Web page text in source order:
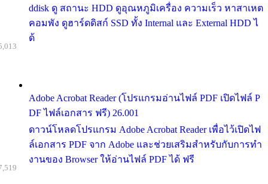
ddisk ดู สถานะ HDD ดูอุณหภูมิเครื่อง ความเร็ว หาสาเหต
คอมพัง ดูฮาร์ดดิสก์ SSD ทั้ง Internal และ External HDD ไ
ด้
Adobe Acrobat Reader (โปรแกรมอ่านไฟล์ PDF เปิดไฟล์ P
DF ไฟล์เอกสาร ฟรี) 26.001
ดาวน์โหลดโปรแกรม Adobe Acrobat Reader เพื่อไว้เปิดไฟ
ล์เอกสาร PDF จาก Adobe และช่วยเสริมสำหรับกับการทำ
งานของ Browser ให้อ่านไฟล์ PDF ได้ ฟรี